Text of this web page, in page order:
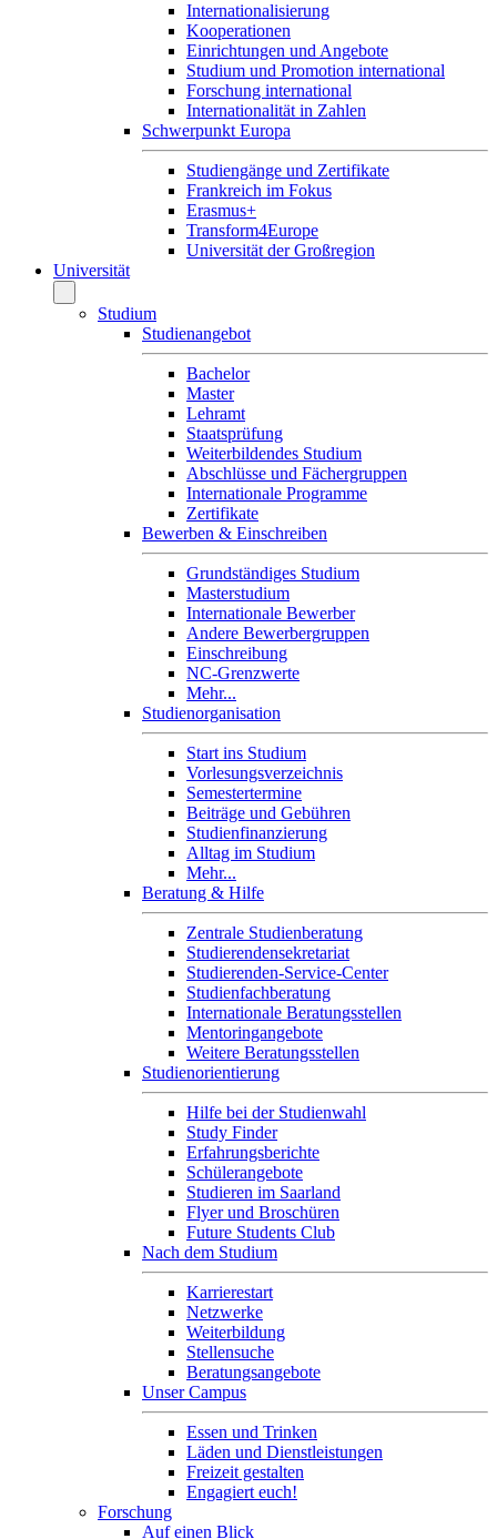
Internationalisierung
Kooperationen
Einrichtungen und Angebote
Studium und Promotion international
Forschung international
Internationalität in Zahlen
Schwerpunkt Europa
Studiengänge und Zertifikate
Frankreich im Fokus
Erasmus+
Transform4Europe
Universität der Großregion
Universität
Studium
Studienangebot
Bachelor
Master
Lehramt
Staatsprüfung
Weiterbildendes Studium
Abschlüsse und Fächergruppen
Internationale Programme
Zertifikate
Bewerben & Einschreiben
Grundständiges Studium
Masterstudium
Internationale Bewerber
Andere Bewerbergruppen
Einschreibung
NC-Grenzwerte
Mehr...
Studienorganisation
Start ins Studium
Vorlesungsverzeichnis
Semestertermine
Beiträge und Gebühren
Studienfinanzierung
Alltag im Studium
Mehr...
Beratung & Hilfe
Zentrale Studienberatung
Studierendensekretariat
Studierenden-Service-Center
Studienfachberatung
Internationale Beratungsstellen
Mentoringangebote
Weitere Beratungsstellen
Studienorientierung
Hilfe bei der Studienwahl
Study Finder
Erfahrungsberichte
Schülerangebote
Studieren im Saarland
Flyer und Broschüren
Future Students Club
Nach dem Studium
Karrierestart
Netzwerke
Weiterbildung
Stellensuche
Beratungsangebote
Unser Campus
Essen und Trinken
Läden und Dienstleistungen
Freizeit gestalten
Engagiert euch!
Forschung
Auf einen Blick